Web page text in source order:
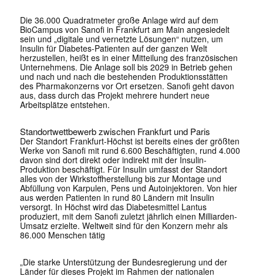
Die 36.000 Quadratmeter große Anlage wird auf dem
BioCampus von Sanofi in Frankfurt am Main angesiedelt
sein und „digitale und vernetzte Lösungen“ nutzen, um
Insulin für Diabetes-Patienten auf der ganzen Welt
herzustellen, heißt es in einer Mitteilung des französischen
Unternehmens. Die Anlage soll bis 2029 in Betrieb gehen
und nach und nach die bestehenden Produktionsstätten
des Pharmakonzerns vor Ort ersetzen. Sanofi geht davon
aus, dass durch das Projekt mehrere hundert neue
Arbeitsplätze entstehen.
Standortwettbewerb zwischen Frankfurt und Paris
Der Standort Frankfurt-Höchst ist bereits eines der größten
Werke von Sanofi mit rund 6.600 Beschäftigten, rund 4.000
davon sind dort direkt oder indirekt mit der Insulin-
Produktion beschäftigt. Für Insulin umfasst der Standort
alles von der Wirkstoffherstellung bis zur Montage und
Abfüllung von Karpulen, Pens und Autoinjektoren. Von hier
aus werden Patienten in rund 80 Ländern mit Insulin
versorgt. In Höchst wird das Diabetesmittel Lantus
produziert, mit dem Sanofi zuletzt jährlich einen Milliarden-
Umsatz erzielte. Weltweit sind für den Konzern mehr als
86.000 Menschen tätig
„Die starke Unterstützung der Bundesregierung und der
Länder für dieses Projekt im Rahmen der nationalen